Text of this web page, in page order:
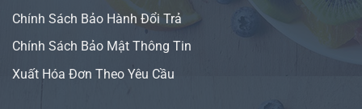
Chính Sách Bảo Hành Đổi Trả
Chính Sách Bảo Mật Thông Tin
Xuất Hóa Đơn Theo Yêu Cầu